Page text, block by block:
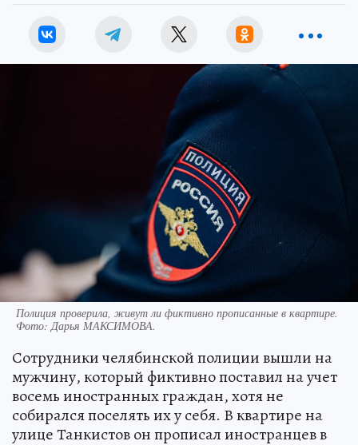
Полиция проверила, живут ли фиктивно прописанные в квартире.
Фото: Дарья МАКСИМОВА.
Сотрудники челябинской полиции вышли на
мужчину, который фиктивно поставил на учет
восемь иностранных граждан, хотя не
собирался поселять их у себя. В квартире на
улице Танкистов он прописал иностранцев в